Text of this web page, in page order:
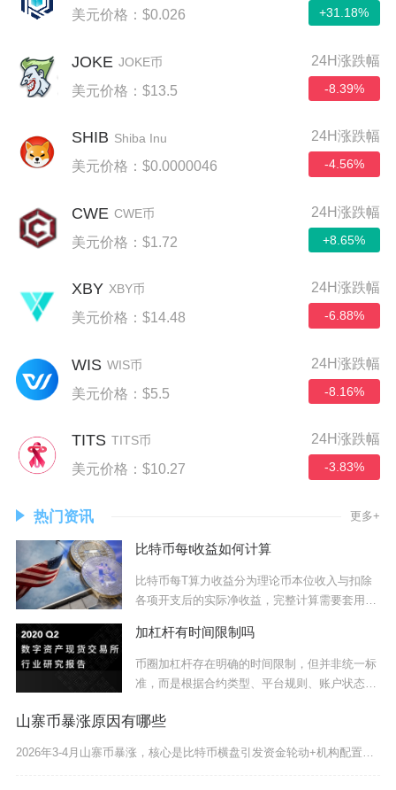
美元价格：$0.026 +31.18%
JOKE JOKE币
美元价格：$13.5
24H涨跌幅
-8.39%
SHIB Shiba Inu
美元价格：$0.0000046
24H涨跌幅
-4.56%
CWE CWE币
美元价格：$1.72
24H涨跌幅
+8.65%
XBY XBY币
美元价格：$14.48
24H涨跌幅
-6.88%
WIS WIS币
美元价格：$5.5
24H涨跌幅
-8.16%
TITS TITS币
美元价格：$10.27
24H涨跌幅
-3.83%
热门资讯 更多+
比特币每t收益如何计算
比特币每T算力收益分为理论币本位收入与扣除
各项开支后的实际净收益，完整计算需要套用行
加杠杆有时间限制吗
币圈加杠杆存在明确的时间限制，但并非统一标
准，而是根据合约类型、平台规则、账户状态及
山寨币暴涨原因有哪些